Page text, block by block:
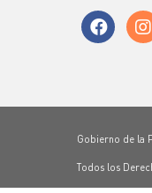
Gobierno de la
Todos los